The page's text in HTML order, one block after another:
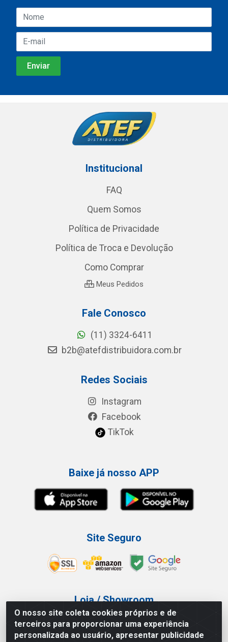
O nosso site coleta cookies próprios e de
terceiros para proporcionar uma experiência
personalizada ao usuário, apresentar publicidade
Institucional
FAQ
Quem Somos
Política de Privacidade
Política de Troca e Devolução
Como Comprar
Meus Pedidos
Fale Conosco
(11) 3324-6411
b2b@atefdistribuidora.com.br
Redes Sociais
Instagram
Facebook
TikTok
Baixe já nosso APP
Site Seguro
Loja / Showroom
Tel.: (11) 3227-0546
Av Vautier, 587/597 - Pari - São Paulo/SP